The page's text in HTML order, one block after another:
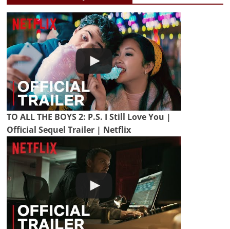
TO ALL THE BOYS 2: P.S. I Still Love You |
Official Sequel Trailer | Netflix